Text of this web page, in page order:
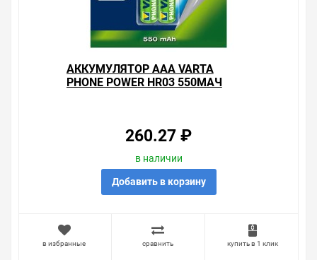
АККУМУЛЯТОР AAA VARTA
PHONE POWER HR03 550МАЧ
260.27 ₽
в наличии
Добавить в корзину
в избранные сравнить купить в 1 клик